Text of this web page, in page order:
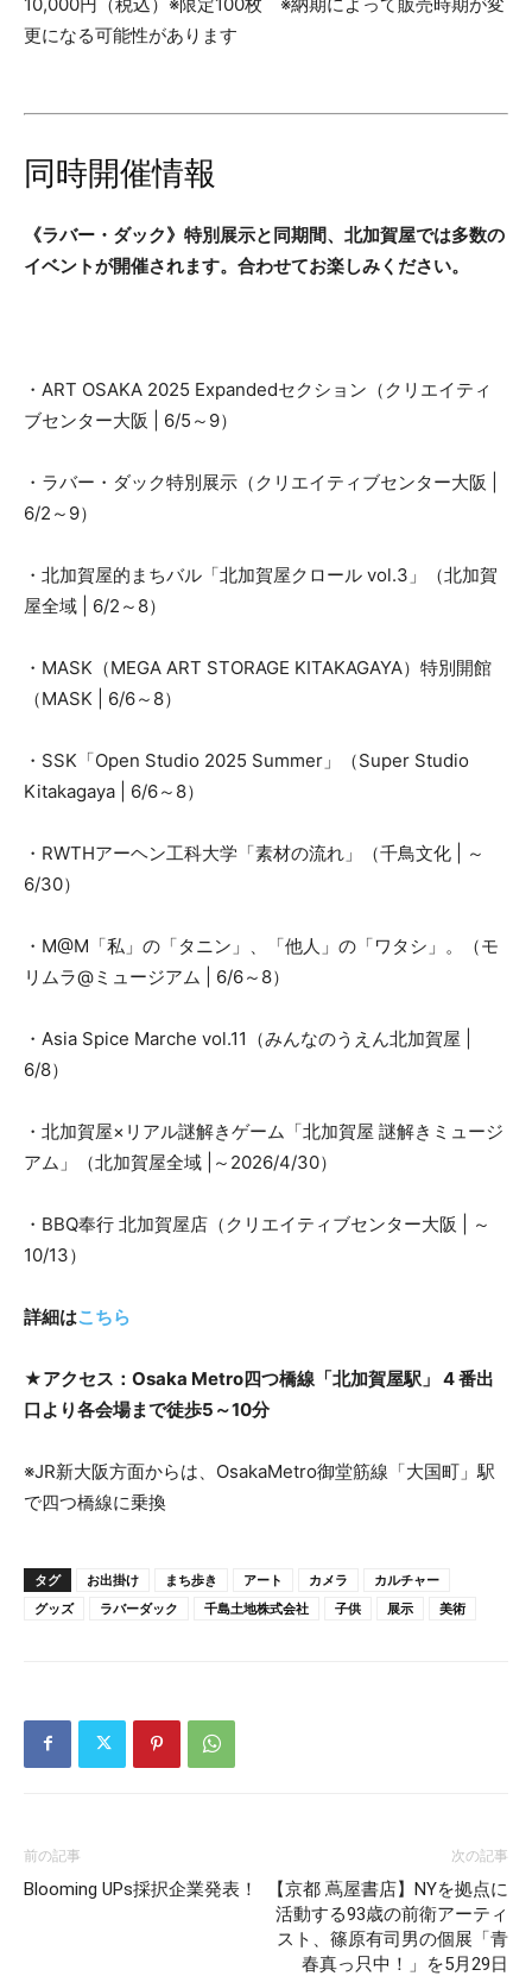
更になる可能性があります
同時開催情報
《ラバー・ダック》特別展示と同期間、北加賀屋では多数の
イベントが開催されます。合わせてお楽しみください。
・ART OSAKA 2025 Expandedセクション（クリエイティ
ブセンター大阪 | 6/5～9）
・ラバー・ダック特別展示（クリエイティブセンター大阪 |
6/2～9）
・北加賀屋的まちバル「北加賀屋クロール vol.3」（北加賀
屋全域 | 6/2～8）
・MASK（MEGA ART STORAGE KITAKAGAYA）特別開館
（MASK | 6/6～8）
・SSK「Open Studio 2025 Summer」（Super Studio
Kitakagaya | 6/6～8）
・RWTHアーヘン工科大学「素材の流れ」（千鳥文化 | ～
6/30）
・M@M「私」の「タニン」、「他人」の「ワタシ」。（モ
リムラ@ミュージアム | 6/6～8）
・Asia Spice Marche vol.11（みんなのうえん北加賀屋 |
6/8）
・北加賀屋×リアル謎解きゲーム「北加賀屋 謎解きミュージ
アム」（北加賀屋全域 |～2026/4/30）
・BBQ奉行 北加賀屋店（クリエイティブセンター大阪 | ～
10/13）
詳細はこちら
★アクセス：Osaka Metro四つ橋線「北加賀屋駅」 4 番出
口より各会場まで徒歩5～10分
※JR新大阪方面からは、OsakaMetro御堂筋線「大国町」駅
で四つ橋線に乗換
タグ お出掛け まち歩き アート カメラ
カルチャー
グッズ
ラバーダック 千島土地株式会社 子供 展示 美術
前の記事
Blooming UPs採択企業発表！
次の記事
【京都 蔦屋書店】NYを拠点に
活動する93歳の前衛アーティ
スト、篠原有司男の個展「青
春真っ只中！」を5月29日